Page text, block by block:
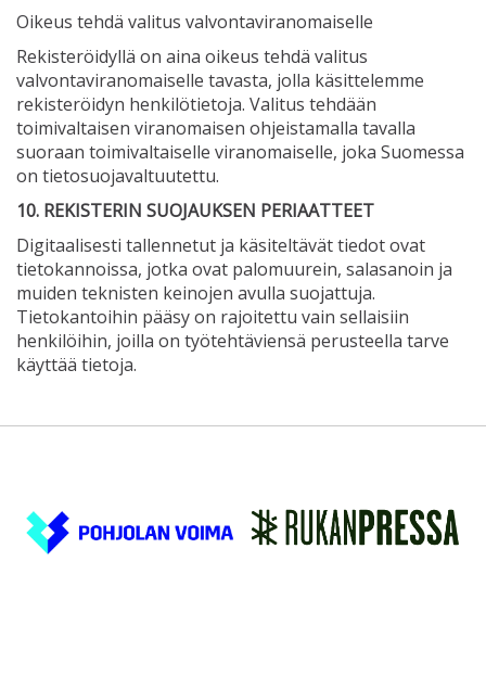
Oikeus tehdä valitus valvontaviranomaiselle
Rekisteröidyllä on aina oikeus tehdä valitus
valvontaviranomaiselle tavasta, jolla käsittelemme
rekisteröidyn henkilötietoja. Valitus tehdään
toimivaltaisen viranomaisen ohjeistamalla tavalla
suoraan toimivaltaiselle viranomaiselle, joka Suomessa
on tietosuojavaltuutettu.
10. REKISTERIN SUOJAUKSEN PERIAATTEET
Digitaalisesti tallennetut ja käsiteltävät tiedot ovat
tietokannoissa, jotka ovat palomuurein, salasanoin ja
muiden teknisten keinojen avulla suojattuja.
Tietokantoihin pääsy on rajoitettu vain sellaisiin
henkilöihin, joilla on työtehtäviensä perusteella tarve
käyttää tietoja.